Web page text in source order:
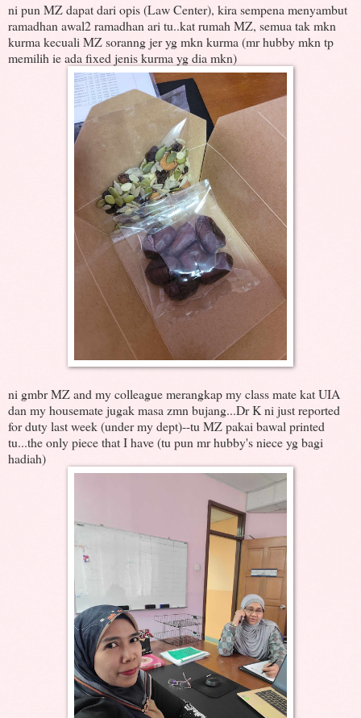
ni pun MZ dapat dari opis (Law Center), kira sempena menyambut
ramadhan awal2 ramadhan ari tu..kat rumah MZ, semua tak mkn
kurma kecuali MZ soranng jer yg mkn kurma (mr hubby mkn tp
memilih ie ada fixed jenis kurma yg dia mkn)
ni gmbr MZ and my colleague merangkap my class mate kat UIA
dan my housemate jugak masa zmn bujang...Dr K ni just reported
for duty last week (under my dept)--tu MZ pakai bawal printed
tu...the only piece that I have (tu pun mr hubby's niece yg bagi
hadiah)